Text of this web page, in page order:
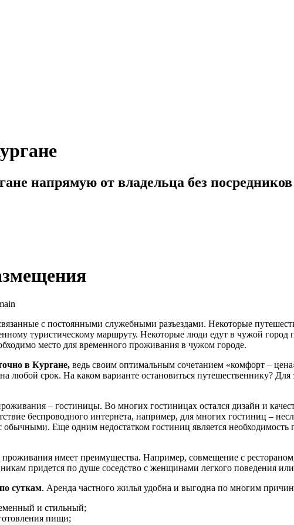
напрямую от владельца без
с постоянными служебными разъездами. Некоторые
туристическому маршруту. Некоторые люди едут в чужой
место для временного проживания в чужом городе.
в Кургане, ведь своим оптимальным сочетанием «комфорт –
любой срок. На каком варианте остановиться путешественнику?
– гостиницы. Во многих гостиницах остался дизайн и
беспроводного интернета, например, для многих гостиниц –
Еще одним недостатком гостиниц является
имеет преимущества. Например, совмещение с
придется по душе соседство с женщинами легкого поведения
суткам. Аренда частного жилья удобна и выгодна по многим
и стильный;
пищи;